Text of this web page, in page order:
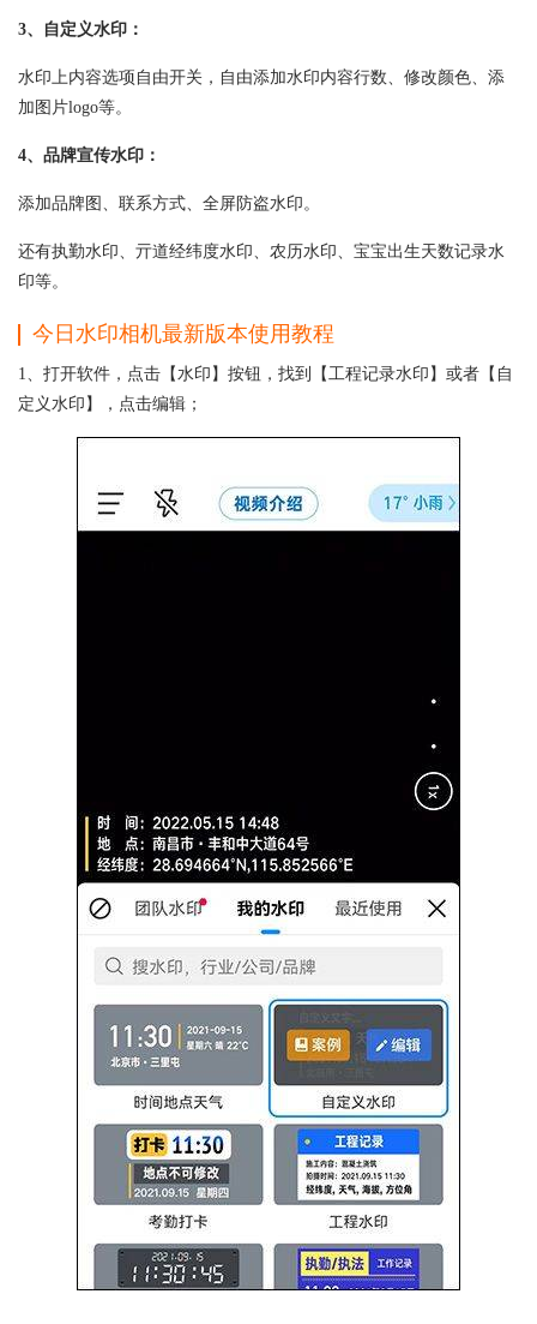
3、自定义水印：
水印上内容选项自由开关，自由添加水印内容行数、修改颜色、添
加图片logo等。
4、品牌宣传水印：
添加品牌图、联系方式、全屏防盗水印。
还有执勤水印、亓道经纬度水印、农历水印、宝宝出生天数记录水
印等。
今日水印相机最新版本使用教程
1、打开软件，点击【水印】按钮，找到【工程记录水印】或者【自
定义水印】，点击编辑；